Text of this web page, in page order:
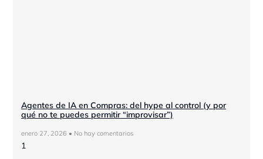
Agentes de IA en Compras: del hype al control (y por
qué no te puedes permitir “improvisar”)
enero 27, 2026 No hay comentarios